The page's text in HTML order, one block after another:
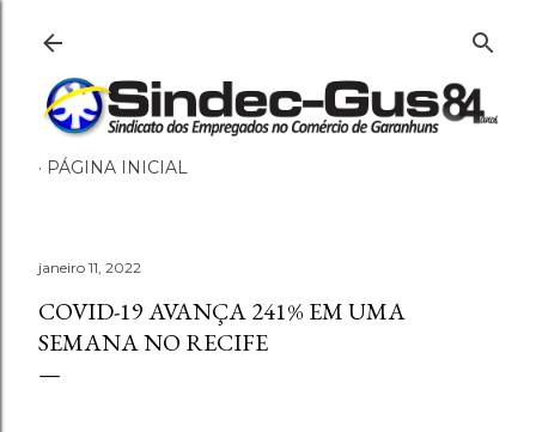
Pular para o conteúdo principal
PÁGINA INICIAL
janeiro 11, 2022
COVID-19 AVANÇA 241% EM UMA
SEMANA NO RECIFE